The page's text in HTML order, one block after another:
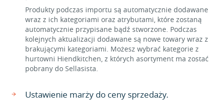
Produkty podczas importu są automatycznie dodawane
wraz z ich kategoriami oraz atrybutami, które zostaną
automatycznie przypisane bądź stworzone. Podczas
kolejnych aktualizacji dodawane są nowe towary wraz z
brakującymi kategoriami. Możesz wybrać kategorie z
hurtowni Hiendkitchen, z których asortyment ma zostać
pobrany do Sellasista.
Ustawienie marży do ceny sprzedaży.